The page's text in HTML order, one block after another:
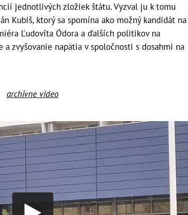
jednotlivých zložiek štátu. Vyzval ju k tomu
Kubiš, ktorý sa spomína ako možný kandidát na
Ľudovíta Ódora a ďalších politikov na
zvyšovanie napätia v spoločnosti s dosahmi na
archívne video